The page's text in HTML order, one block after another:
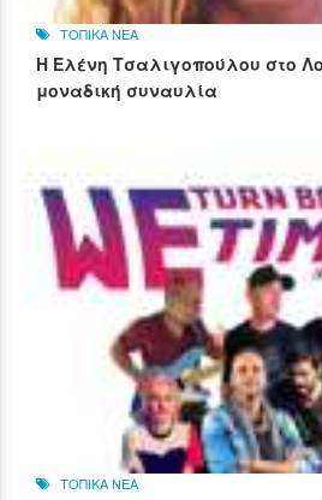
ΤΟΠΙΚΑ ΝΕΑ
Η Ελένη Τσαλιγοπούλου στο
μοναδική συναυλία
ΤΟΠΙΚΑ ΝΕΑ